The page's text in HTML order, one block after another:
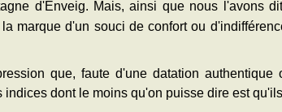
d'Enveig. Mais, ainsi que nous l'avons
marque d'un souci de confort ou
que, faute d'une datation authentique
indices dont le moins qu'on puisse dire est